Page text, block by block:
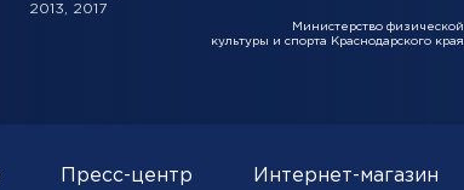
2013, 2017
Министерство физической
культуры и спорта Краснодарского края
Пресс-центр Интернет-магазин